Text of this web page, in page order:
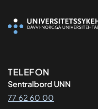
TELEFON
Sentralbord UNN
77 62 60 00